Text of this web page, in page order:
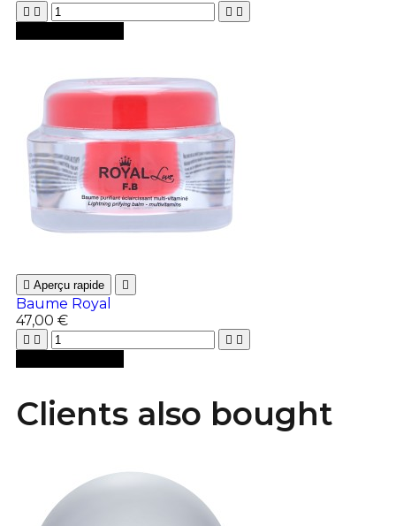
   
 Aperçu rapide 
Baume Royal
47,00 €
   
Clients also bought